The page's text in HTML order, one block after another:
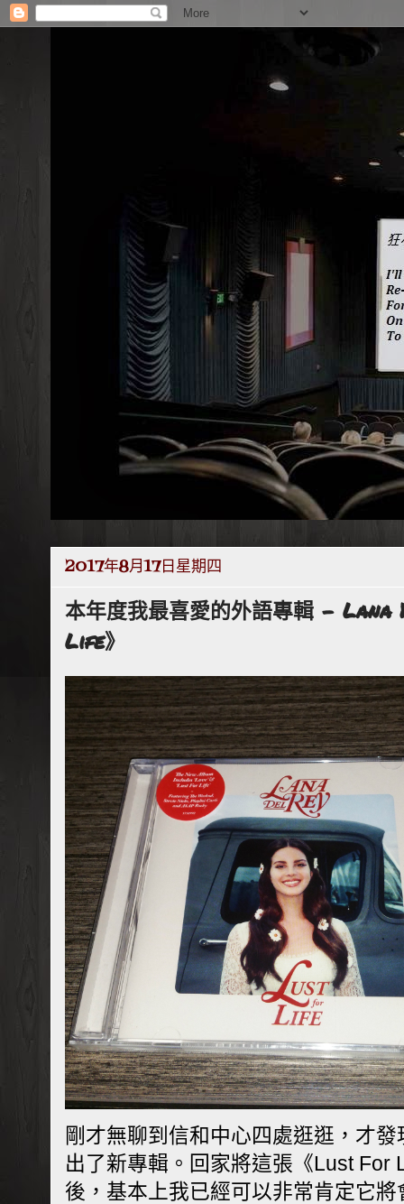
2017年8月17日星期四
本年度我最喜愛的外語專輯 -
Life》
剛才無聊到信和中心四處逛逛，才
出了新專輯。回家將這張《Lust For
後，基本上我已經可以非常肯定它